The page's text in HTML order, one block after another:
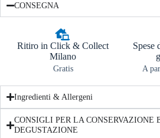
CONSEGNA
Ritiro in Click & Collect
Milano
Gratis
Spese
A
Ingredienti & Allergeni
CONSIGLI PER LA CONSERVAZIONE
DEGUSTAZIONE